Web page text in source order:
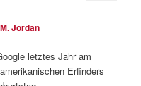
M. Jordan
letztes Jahr am
Erfinders